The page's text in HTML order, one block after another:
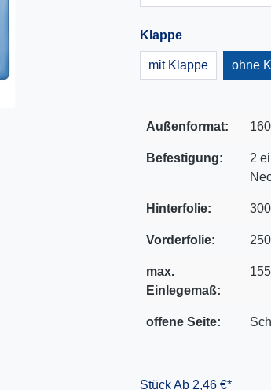
Klappe
mit Klappe ohne
Außenformat:
Befestigung:
2
Hinterfolie:
Vorderfolie:
max.
Einlegemaß:
offene Seite:
StückAb 2,46 €*